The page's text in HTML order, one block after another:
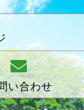
い合わせ